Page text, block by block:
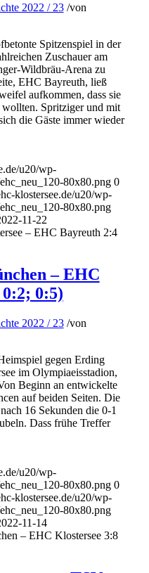
2022 / 23 /von
Spitzenspiel in der
Zuschauer am
Wildbräu-Arena zu
EHC Bayreuth, ließ
aufkommen, dass sie
wollten. Spritziger und mit
die Gäste immer wieder
u20/wp-
80x80.png 0
klostersee.de/u20/wp-
80x80.png
11-22
– EHC Bayreuth 2:4
– EHC
0:5)
2022 / 23 /von
gegen Erding
im Olympiaeisstadion,
Beginn an entwickelte
auf beiden Seiten. Die
16 Sekunden die 0-1
Dass frühe Treffer
u20/wp-
80x80.png 0
klostersee.de/u20/wp-
80x80.png
11-14
– EHC Klostersee 3:8